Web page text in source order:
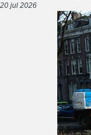
20 jul 2026